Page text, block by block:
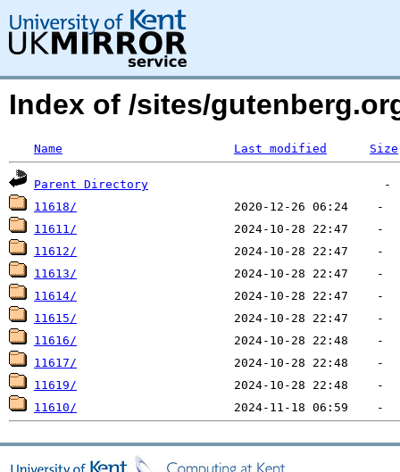
Index of /sites/
Name Last modified Size
Parent Directory
11618/
11611/
11612/
11613/
11614/
11615/
11616/
11617/
11619/
11610/